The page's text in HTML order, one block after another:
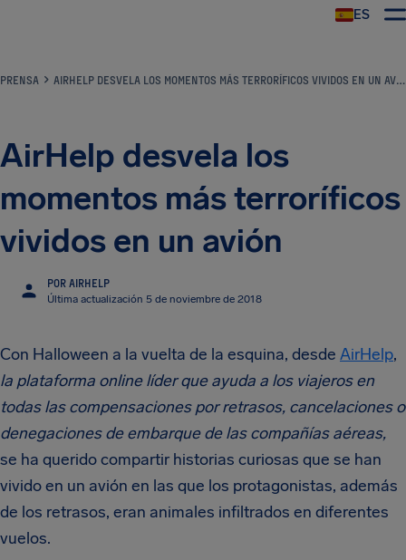
ES
PRENSA AIRHELP DESVELA LOS MOMENTOS MÁS TERRORÍFICOS VIVIDOS EN UN AVIÓN
AirHelp desvela los
momentos más terroríficos
vividos en un avión
POR AIRHELP
Última actualización 5 de noviembre de 2018
Con Halloween a la vuelta de la esquina, desde AirHelp,
la plataforma online líder que ayuda a los viajeros en
todas las compensaciones por retrasos, cancelaciones o
denegaciones de embarque de las compañías aéreas,
se ha querido compartir historias curiosas que se han
vivido en un avión en las que los protagonistas, además
de los retrasos, eran animales infiltrados en diferentes
vuelos.